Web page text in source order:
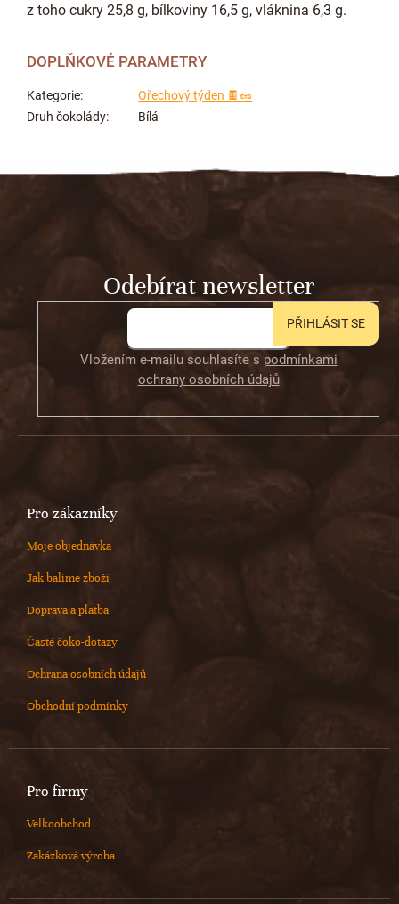
z toho cukry 25,8 g, bílkoviny 16,5 g, vláknina 6,3 g.
DOPLŇKOVÉ PARAMETRY
Kategorie:
Ořechový týden 🍫🥜
Druh čokolády: Bílá
Z
Odebírat newsletter
Vložením e-mailu souhlasíte s podmínkami
ochrany osobních údajů
PŘIHLÁSIT SE
Pro zákazníky
Moje objednávka
Jak balíme zboží
Doprava a platba
Časté čoko-dotazy
Ochrana osobních údajů
Obchodní podmínky
Pro firmy
Velkoobchod
Zakázková výroba